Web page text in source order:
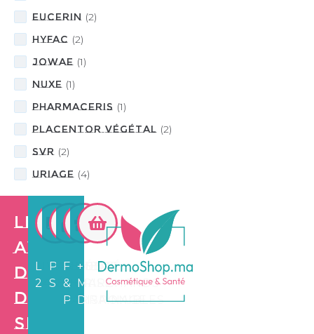
Eucerin (2)
HYFAC (2)
JOWAE (1)
NUXE (1)
PHARMACERIS (1)
PLACENTOR Végétal (2)
SVR (2)
URIAGE (4)
Les
avantages
de
Dermo
Shop
LIVRAISON
24/72H
PAIEMENT
SÉCURISÉ
FIDÉLITÉ
&
PARRAINAGE
+3.500
MARCHANDS
DISPONIBLES